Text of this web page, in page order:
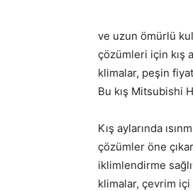
ve uzun ömürlü
çözümleri için kış
klimalar, peşin
Bu kış Mitsubishi
Kış aylarında
çözümler öne
iklimlendirme
klimalar, çevrim içi